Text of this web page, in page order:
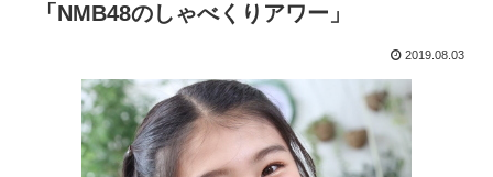
「NMB48のしゃべくりアワー」
2019.08.03